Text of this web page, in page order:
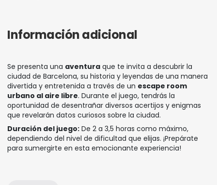
Información adicional
Se presenta una aventura que te invita a descubrir la
ciudad de Barcelona, su historia y leyendas de una manera
divertida y entretenida a través de un escape room
urbano al aire libre. Durante el juego, tendrás la
oportunidad de desentrañar diversos acertijos y enigmas
que revelarán datos curiosos sobre la ciudad.
Duración del juego: De 2 a 3,5 horas como máximo,
dependiendo del nivel de dificultad que elijas. ¡Prepárate
para sumergirte en esta emocionante experiencia!